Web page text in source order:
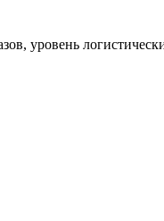
уровень